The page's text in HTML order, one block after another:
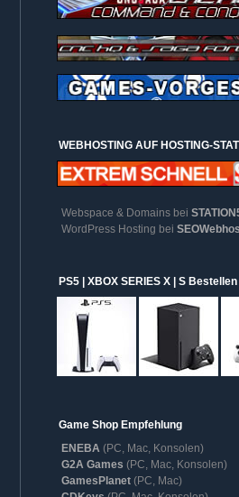
WEBHOSTING AUF HOSTING-
Webspace & Domains bei
WordPress Hosting bei
PS5 | XBOX SERIES X | S Bestellen
Game Shop Empfehlung
ENEBA (PC, Mac, Konsolen)
G2A Games (PC, Mac, Konsolen)
GamesPlanet(PC, Mac)